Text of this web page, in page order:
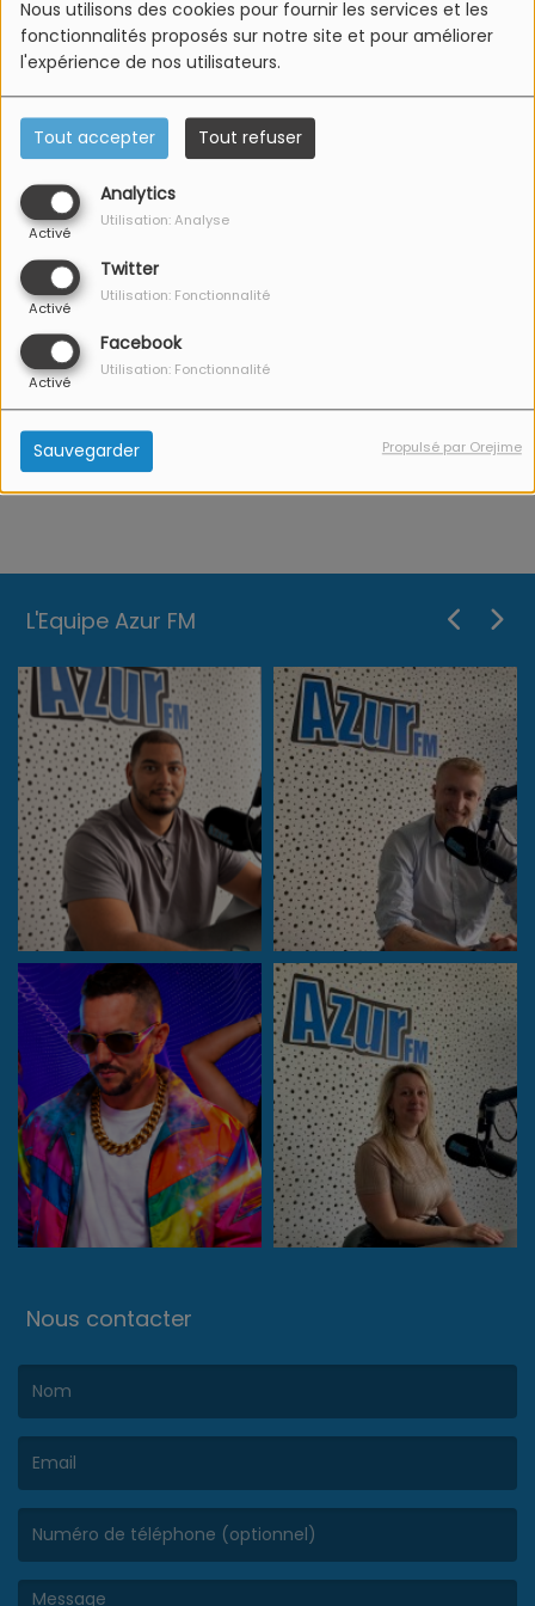
Nous utilisons des cookies pour fournir les services et les
fonctionnalités proposés sur notre site et pour améliorer
l'expérience de nos utilisateurs.
Tout accepter Tout refuser
Analytics
Activé
Utilisation: Analyse
Twitter
Activé
Utilisation: Fonctionnalité
Facebook
Activé
Utilisation: Fonctionnalité
Sauvegarder Propulsé par Orejime
Propos recueillis par Anaïs Follenius / © Crédit photo :
Document remis
Voir aussi
Mittlach : Visites
guidées du Musée de
l'Ambulance Alpine
L'Equipe Azur FM
Nous contacter